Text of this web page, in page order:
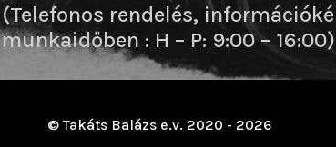
(Telefonos rendelés,
munkaidőben : H – P: 9:00 – 16:00)
© Takáts Balázs e.v. 2020 - 2026